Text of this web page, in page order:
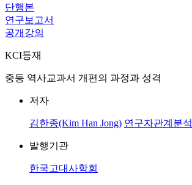
단행본
연구보고서
공개강의
KCI등재
중등 역사교과서 개편의 과정과 성격
저자
김한종(Kim Han Jong) 연구자관계분석
발행기관
한국고대사학회